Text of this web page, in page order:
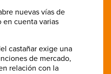
nuevas vías de
cuenta varias
castañar exige una
de mercado,
relación con la